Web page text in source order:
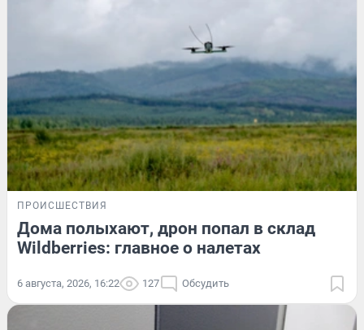
ПРОИСШЕСТВИЯ
Дома полыхают, дрон попал в склад
Wildberries: главное о налетах
6 августа, 2026, 16:22 127 Обсудить